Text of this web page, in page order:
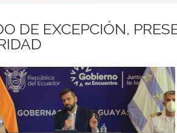
DE EXCEPCIÓN,